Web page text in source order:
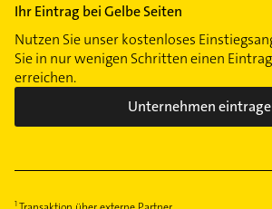
Ihr Eintrag bei Gelbe Seiten
Nutzen Sie unser kostenloses
Sie in nur wenigen Schritten einen
erreichen.
Unternehmen